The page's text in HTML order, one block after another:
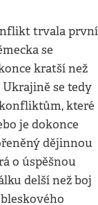
trvala první
se
kratší než
se tedy
které
je dokonce
dějinnou
o úspěšnou
delší než boj